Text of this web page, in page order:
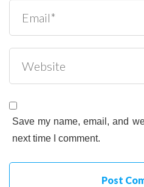
Save my name, email, and
next time I comment.